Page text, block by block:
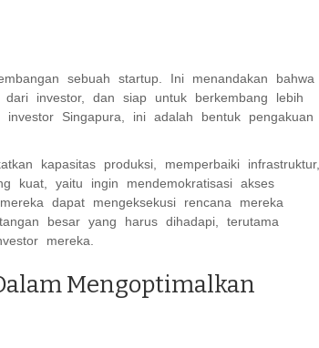
sebuah startup. Ini menandakan bahwa
investor, dan siap untuk berkembang lebih
Singapura, ini adalah bentuk pengakuan
kapasitas produksi, memperbaiki infrastruktur,
kuat, yaitu ingin mendemokratisasi akses
dapat mengeksekusi rencana mereka
besar yang harus dihadapi, terutama
mereka.
Mengoptimalkan